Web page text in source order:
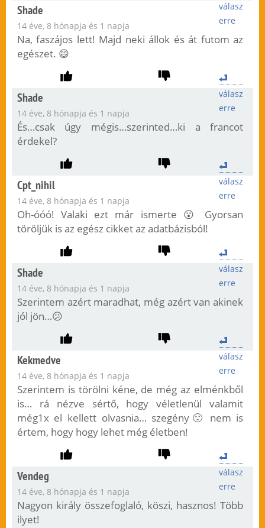
válasz
erre
Shade
14 éve, 8 hónapja és 1 napja
Na, faszájos lett! Majd neki állok és át futom az
egészet. 😄
válasz
erre
Shade
14 éve, 8 hónapja és 1 napja
És…csak úgy mégis…szerinted…ki a francot
érdekel?
válasz
erre
Cpt_nihil
14 éve, 8 hónapja és 1 napja
Oh-óóó! Valaki ezt már ismerte 😮 Gyorsan
töröljük is az egész cikket az adatbázisból!
válasz
erre
Shade
14 éve, 8 hónapja és 1 napja
Szerintem azért maradhat, még azért van akinek
jól jön…😕
válasz
erre
Kekmedve
14 éve, 8 hónapja és 1 napja
Szerintem is törölni kéne, de még az elménkből
is… rá nézve sértő, hogy véletlenül valamit
még1x el kellett olvasnia… szegény🙁 nem is
értem, hogy hogy lehet még életben!
válasz
erre
Vendeg
14 éve, 8 hónapja és 1 napja
Nagyon király összefoglaló, köszi, hasznos! Több
ilyet!